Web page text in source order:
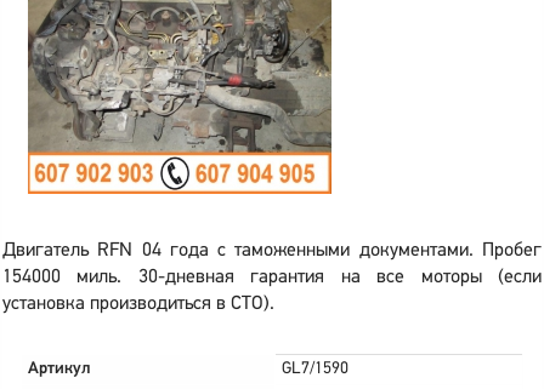
Двигатель RFN 04 года с таможенными документами. Пробег
154000 миль. 30-дневная гарантия на все моторы (если
установка производиться в СТО).
Артикул
GL7/1590